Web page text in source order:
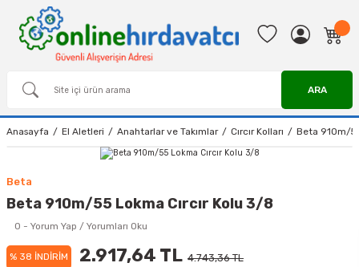
ARA
Anasayfa El Aletleri Anahtarlar ve Takımlar Cırcır Kolları Beta 910m/
Beta
Beta 910m/55 Lokma Cırcır Kolu 3/8
0 - Yorum Yap / Yorumları Oku
% 38 İNDİRİM 2.917,64 TL 4.743,36 TL